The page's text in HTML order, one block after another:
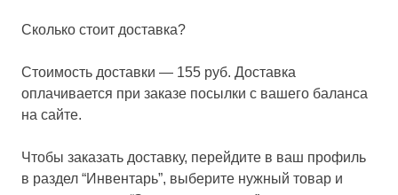
Сколько стоит доставка?
Стоимость доставки — 155 руб. Доставка
оплачивается при заказе посылки с вашего баланса
на сайте.
Чтобы заказать доставку, перейдите в ваш профиль
в раздел “Инвентарь”, выберите нужный товар и